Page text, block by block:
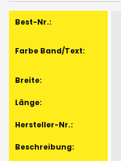
Gruppiert
Produkte
Artikel